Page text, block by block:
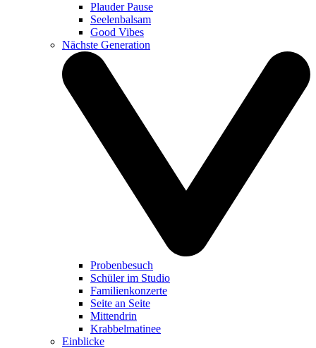
Plauder Pause
Seelenbalsam
Good Vibes
Nächste Generation
Probenbesuch
Schüler im Studio
Familienkonzerte
Seite an Seite
Mittendrin
Krabbelmatinee
Einblicke